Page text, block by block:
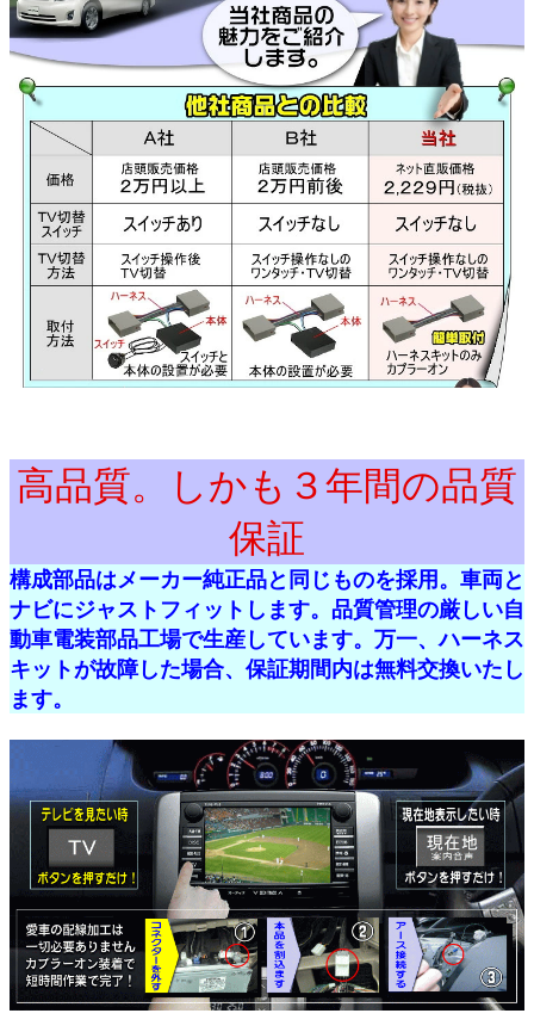
高品質。しかも３年間の品質
保証
構成部品はメーカー純正品と同じものを採用。車両と
ナビにジャストフィットします。品質管理の厳しい自
動車電装部品工場で生産しています。万一、ハーネス
キットが故障した場合、保証期間内は無料交換いたし
ます。